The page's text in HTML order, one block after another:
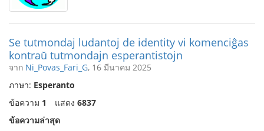
Se tutmondaj ludantoj de identity vi komenciĝas
kontraŭ tutmondajn esperantistojn
จาก Ni_Povas_Fari_G, 16 มีนาคม 2025
ภาษา: Esperanto
ข้อความ 1 แสดง 6837
ข้อความล่าสุด